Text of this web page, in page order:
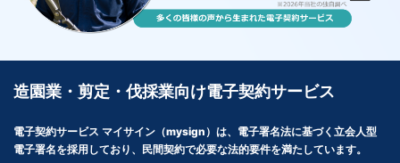
造園業・剪定・伐採業向け電子契約サービス
電子契約サービス マイサイン（mysign）は、電子署名法に基づく立会人型
電子署名を採用しており、民間契約で必要な法的要件を満たしています。